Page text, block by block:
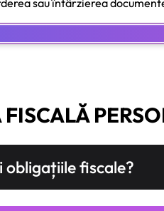
sau întârzierea
obligațiile fiscale?